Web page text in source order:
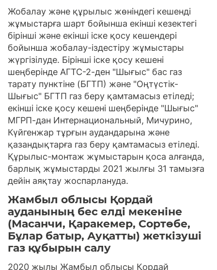
Жобалау және құрылыс жөніндегі кешенді
жұмыстарға шарт бойынша екінші кезектегі
бірінші және екінші іске қосу кешендері
бойынша жобалау-іздестіру жұмыстары
жүргізілуде. Бірінші іске қосу кешені
шеңберінде АГТС-2-ден "Шығыс" бас газ
тарату пунктіне (БГТП) және "Оңтүстік-
Шығыс" БГТП газ беру қамтамасыз етіледі;
екінші іске қосу кешені шеңберінде "Шығыс"
МГРП-дан Интернациональный, Мичурино,
Күйгенжар тұрғын аудандарына және
қазандықтарға газ беру қамтамасыз етіледі.
Құрылыс-монтаж жұмыстарын қоса алғанда,
барлық жұмыстарды 2021 жылғы 31 тамызға
дейін аяқтау жоспарлануда.
Жамбыл облысы Қордай
ауданының бес елді мекеніне
(Масанчи, Қаракемер, Сортөбе,
Бұлар батыр, Ауқатты) жеткізуші
газ құбырын салу
2020 жылы Жамбыл облысы Қордай